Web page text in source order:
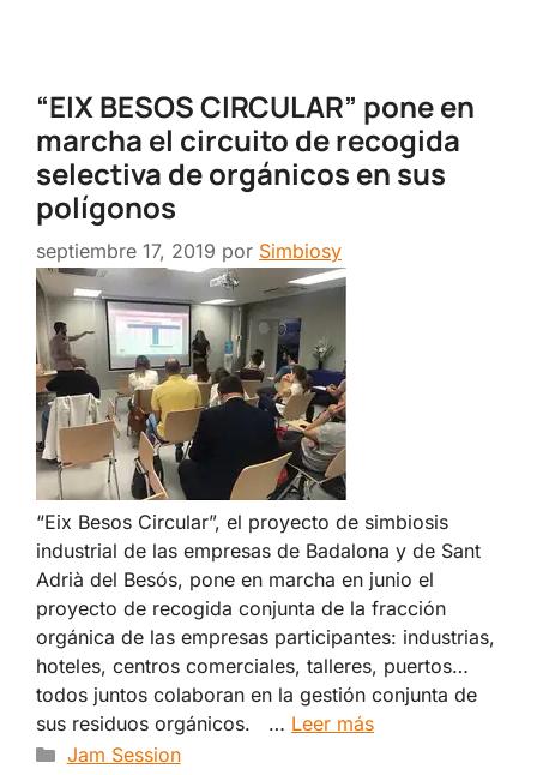
“EIX BESOS CIRCULAR” pone en
marcha el circuito de recogida
selectiva de orgánicos en sus
polígonos
septiembre 17, 2019 por Simbiosy
“Eix Besos Circular”, el proyecto de simbiosis
industrial de las empresas de Badalona y de Sant
Adrià del Besós, pone en marcha en junio el
proyecto de recogida conjunta de la fracción
orgánica de las empresas participantes: industrias,
hoteles, centros comerciales, talleres, puertos…
todos juntos colaboran en la gestión conjunta de
sus residuos orgánicos. … Leer más
Categorías
Jam Session